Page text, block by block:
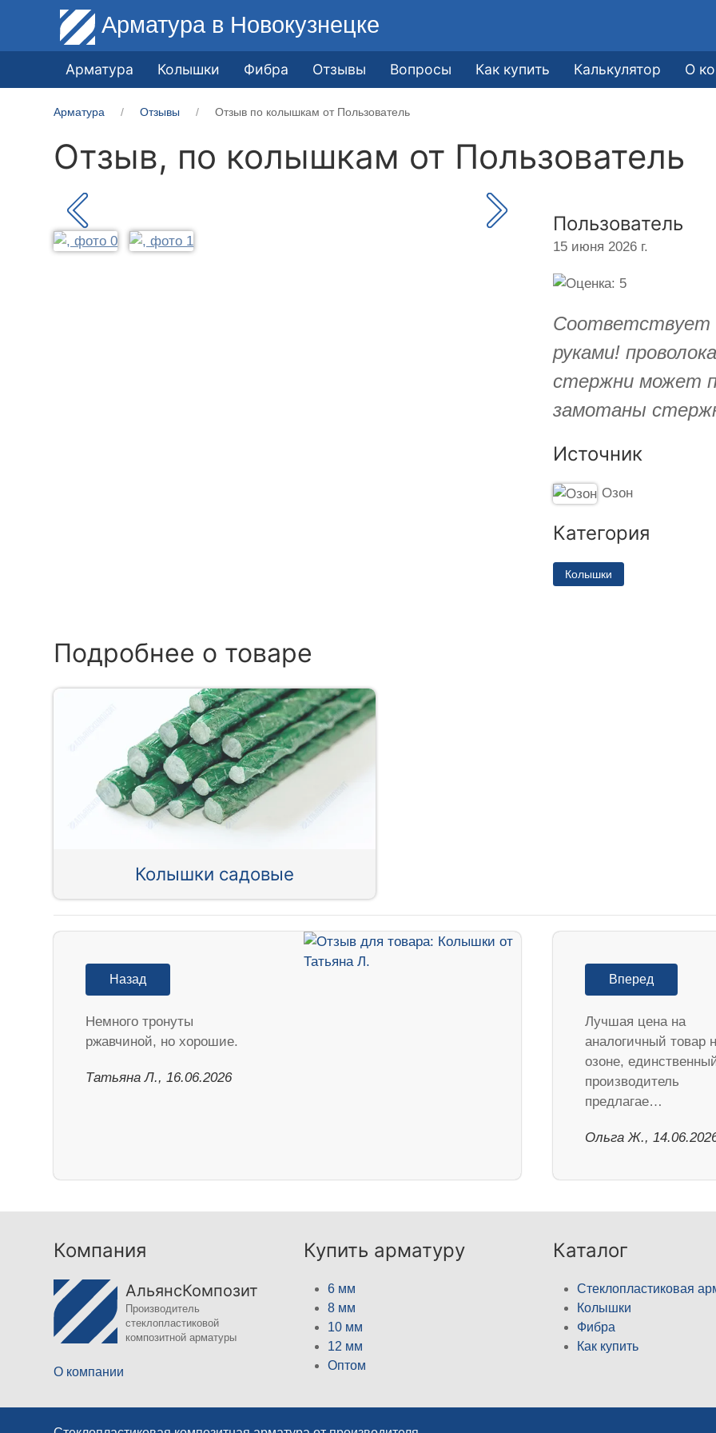
Арматура в Новокузнецке
Арматура Колышки Фибра Отзывы Вопросы Как купить Калькулятор О
Арматура Отзывы Отзыв по колышкам от Пользователь
Отзыв, по колышкам от Пользователь
Пользователь
15 июня 2026 г.
Соответствует
руками!
стержни может
замотаны
Источник
Озон
Категория
Колышки
Подробнее о товаре
Колышки садовые
Назад
Немного тронуты
ржавчиной, но хорошие.
Татьяна Л., 16.06.2026
Вперед
Лучшая цена на
аналогичный товар
озоне,
производитель
предлагае…
Ольга Ж.,
Компания
АльянсКомпозит
Производитель
стеклопластиковой
композитной арматуры
О компании
Купить арматуру
6 мм
8 мм
10 мм
12 мм
Оптом
Каталог
Стеклопластиковая
Колышки
Фибра
Как купить